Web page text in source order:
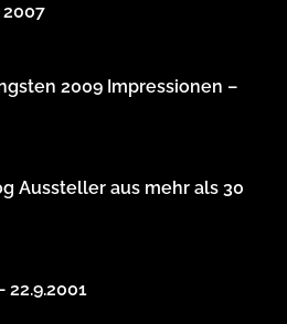
2009 Impressionen –
Aussteller aus mehr als 30